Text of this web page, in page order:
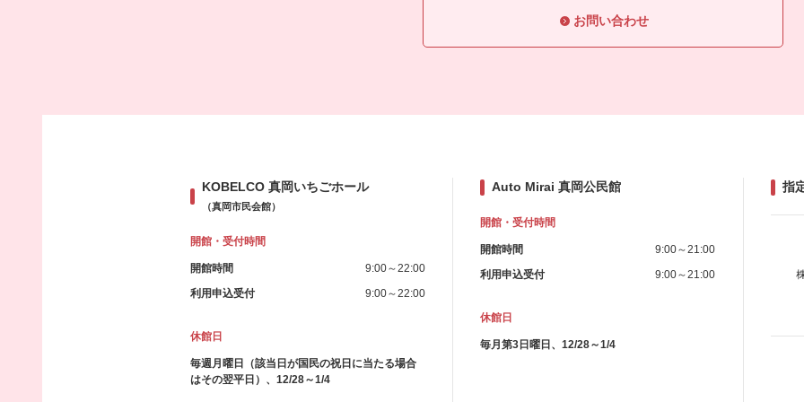
お問い合わせ
KOBELCO 真岡いちごホール
（真岡市民会館）
開館・受付時間
開館時間
9:00～22:00
利用申込受付
9:00～22:00
休館日
毎週月曜日（該当日が国民の祝日に当たる場合
はその翌平日）、12/28～1/4
Auto Mirai 真岡公民館
開館・受付時間
開館時間
9:00～21:00
利用申込受付
9:00～21:00
休館日
毎月第3日曜日、12/28～1/4
指